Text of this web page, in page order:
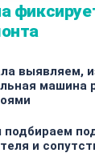
выявляем,
машина
подбираем
и